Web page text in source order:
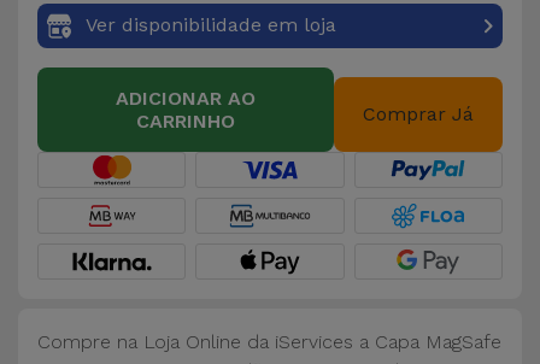
Ver disponibilidade em loja
ADICIONAR AO
CARRINHO
Comprar Já
Compre na Loja Online da iServices a Capa MagSafe